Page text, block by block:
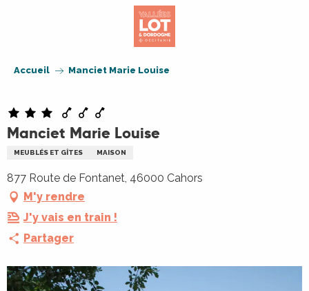
Accueil Manciet Marie Louise
Manciet Marie Louise
MEUBLÉS ET GÎTES MAISON
877 Route de Fontanet, 46000 Cahors
M'y rendre
J'y vais en train !
Partager